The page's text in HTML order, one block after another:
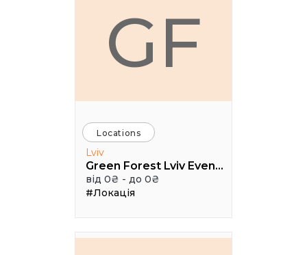
GF
Locations
Lviv
Green Forest Lviv Events
від 0₴ - до 0₴
#Локація